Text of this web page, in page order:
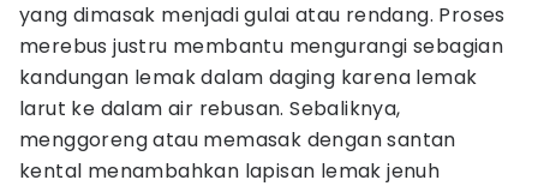
yang dimasak menjadi gulai atau rendang. Proses
merebus justru membantu mengurangi sebagian
kandungan lemak dalam daging karena lemak
larut ke dalam air rebusan. Sebaliknya,
menggoreng atau memasak dengan santan
kental menambahkan lapisan lemak jenuh